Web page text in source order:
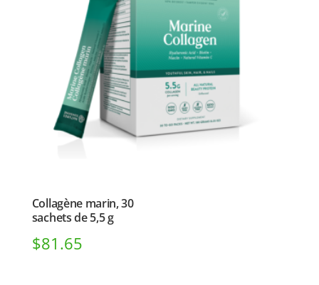
Collagène marin, 30
sachets de 5,5 g
$81.65